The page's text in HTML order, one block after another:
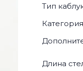
Тип
Категория
Длина